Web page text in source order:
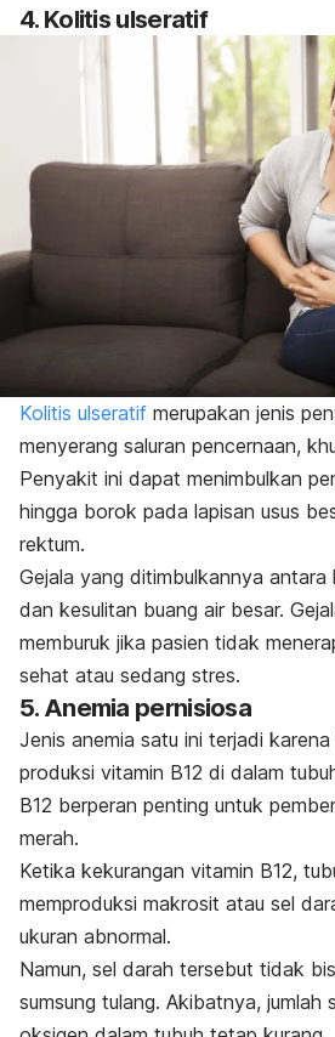
4. Kolitis ulseratif
Kolitis ulseratif merupakan jenis
menyerang saluran pencernaan,
Penyakit ini dapat menimbulkan
hingga borok pada lapisan usus
rektum.
Gejala yang ditimbulkannya antara
dan kesulitan buang air besar.
memburuk jika pasien tidak
sehat atau sedang stres.
5. Anemia pernisiosa
Jenis anemia satu ini terjadi
produksi vitamin B12 di dalam
B12 berperan penting untuk
merah.
Ketika kekurangan vitamin B12,
memproduksi makrosit atau sel
ukuran abnormal.
Namun, sel darah tersebut tidak
sumsung tulang. Akibatnya, jumlah